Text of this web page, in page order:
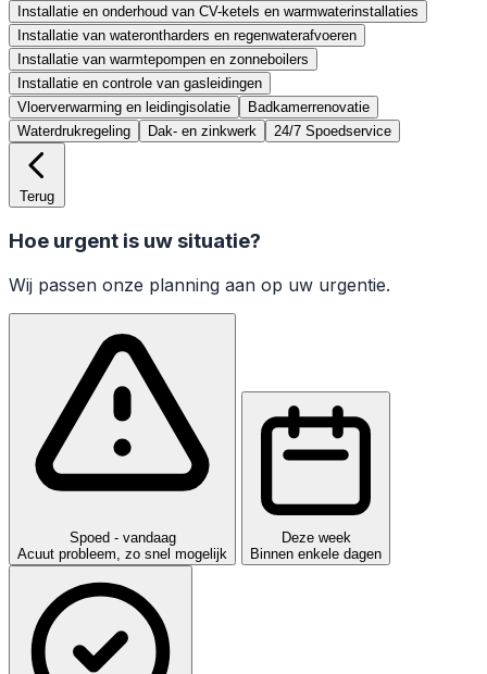
Installatie en onderhoud van CV-ketels en warmwaterinstallaties
Installatie van waterontharders en regenwaterafvoeren
Installatie van warmtepompen en zonneboilers
Installatie en controle van gasleidingen
Vloerverwarming en leidingisolatie
Badkamerrenovatie
Waterdrukregeling
Dak- en zinkwerk 24/7 Spoedservice
Terug
Hoe urgent is uw situatie?
Wij passen onze planning aan op uw urgentie.
Spoed - vandaag
Acuut probleem, zo snel mogelijk
Deze week
Binnen enkele dagen